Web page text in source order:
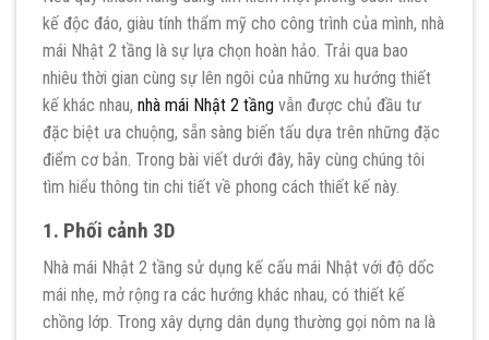
kế độc đáo, giàu tính thẩm mỹ cho công trình của mình, nhà
mái Nhật 2 tầng là sự lựa chọn hoàn hảo. Trải qua bao
nhiêu thời gian cùng sự lên ngôi của những xu hướng thiết
kế khác nhau, nhà mái Nhật 2 tầng vẫn được chủ đầu tư
đặc biệt ưa chuộng, sẵn sàng biến tấu dựa trên những đặc
điểm cơ bản. Trong bài viết dưới đây, hãy cùng chúng tôi
tìm hiểu thông tin chi tiết về phong cách thiết kế này.
1. Phối cảnh 3D
Nhà mái Nhật 2 tầng sử dụng kế cấu mái Nhật với độ dốc
mái nhẹ, mở rộng ra các hướng khác nhau, có thiết kế
chồng lớp. Trong xây dựng dân dụng thường gọi nôm na là